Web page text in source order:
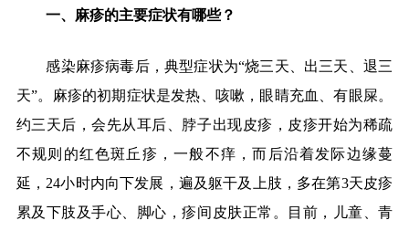
一、麻疹的主要症状有哪些？
感染麻疹病毒后，典型症状为“烧三天、出三天、退三
天”。麻疹的初期症状是发热、咳嗽，眼睛充血、有眼屎。
约三天后，会先从耳后、脖子出现皮疹，皮疹开始为稀疏
不规则的红色斑丘疹，一般不痒，而后沿着发际边缘蔓
延， 24小时内向下发展，遍及躯干及上肢，多在第3天皮疹
累及下肢及手心、脚心，疹间皮肤正常。目前，儿童、青